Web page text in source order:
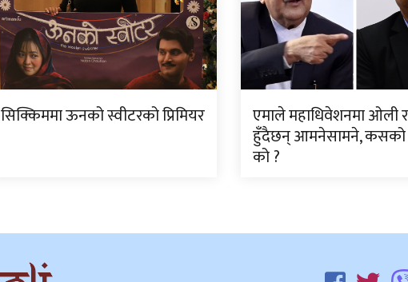
सिक्किममा ऊनको स्वीटरको प्रिमियर एमाले महाधिवेशनमा ओली
हुँदैछन् आमनेसामने, कसको
को ?